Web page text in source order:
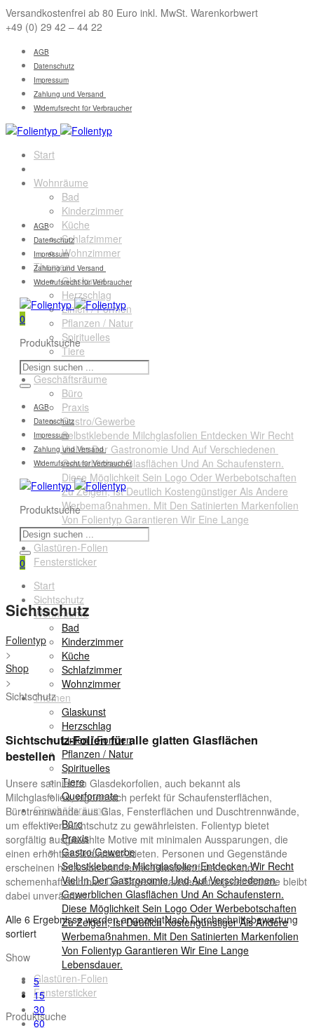
Versandkostenfrei ab 80 Euro inkl. MwSt. Warenkorbwert
+49 (0) 29 42 – 44 22
AGB
Datenschutz
Impressum
Zahlung und Versand
Widerrufsrecht für Verbraucher
Start
Wohnräume
Bad
Kinderzimmer
Küche
Schlafzimmer
Wohnzimmer
Themen
Glaskunst
Herzschlag
Linien / Formen
Pflanzen / Natur
Spirituelles
Tiere
Querformate
Geschäftsräume
Büro
Praxis
Gastro/Gewerbe
Selbstklebende Milchglasfolien Entdecken Wir Recht
Viel In Der Gastronomie Und Auf Verschiedenen
Gewerblichen Glasflächen Und An Schaufenstern.
Diese Möglichkeit Sein Logo Oder Werbebotschaften
Zu Zeigen, Ist Deutlich Kostengünstiger Als Andere
Werbemaßnahmen. Mit Den Satinierten Markenfolien
Von Folientyp Garantieren Wir Eine Lange
Lebensdauer.
Glastüren-Folien
Fenstersticker
Start
Sichtschutz
Wohnräume
Bad
Kinderzimmer
Küche
Schlafzimmer
Wohnzimmer
Themen
Glaskunst
Herzschlag
Linien / Formen
Pflanzen / Natur
Spirituelles
Tiere
Querformate
Geschäftsräume
Büro
Praxis
Gastro/Gewerbe
Selbstklebende Milchglasfolien Entdecken Wir Recht
Viel In Der Gastronomie Und Auf Verschiedenen
Gewerblichen Glasflächen Und An Schaufenstern.
Diese Möglichkeit Sein Logo Oder Werbebotschaften
Zu Zeigen, Ist Deutlich Kostengünstiger Als Andere
Werbemaßnahmen. Mit Den Satinierten Markenfolien
Von Folientyp Garantieren Wir Eine Lange
Lebensdauer.
Glastüren-Folien
Fenstersticker
Produktsuche
AGB
Datenschutz
Impressum
Zahlung und Versand
Widerrufsrecht für Verbraucher
0
Produktsuche
AGB
Datenschutz
Impressum
Zahlung und Versand
Widerrufsrecht für Verbraucher
Produktsuche
0
Sichtschutz
Folientyp
>
Shop
>
Sichtschutz
Sichtschutz-Folien für alle glatten Glasflächen
bestellen
Unsere satinierten Glasdekorfolien, auch bekannt als
Milchglasfolien, eignen sich perfekt für Schaufensterflächen,
Bürotrennwände aus Glas, Fensterflächen und Duschtrennwände,
um effektiven Sichtschutz zu gewährleisten. Folientyp bietet
sorgfältig ausgewählte Motive mit minimalen Aussparungen, die
einen erhöhten Sichtschutz bieten. Personen und Gegenstände
erscheinen hinter der satinierten Glasdekorfolie nur noch
schemenhaft sichtbar. Die Tageslichtausleuchtung der Räume bleibt
dabei unverändert.
Alle 6 Ergebnisse werden angezeigtNach Durchschnittsbewertung
sortiert
Show
5
15
30
60